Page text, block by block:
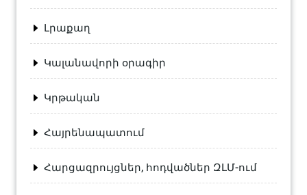
Լրաքաղ
Կալանավորի օրագիր
Կրթական
Հայրենապատում
Հարցազրույցներ, հոդվածներ ԶԼՄ-ում